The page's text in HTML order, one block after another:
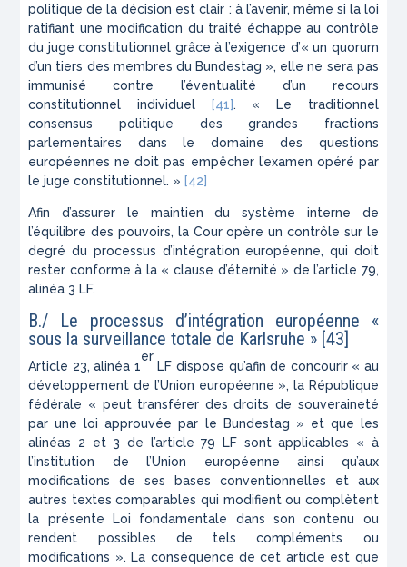
politique de la décision est clair : à l’avenir, même si la loi
ratifiant une modification du traité échappe au contrôle
du juge constitutionnel grâce à l’exigence d’« un quorum
d’un tiers des membres du Bundestag », elle ne sera pas
immunisé contre l’éventualité d’un recours
constitutionnel individuel
[41]. « Le traditionnel
consensus politique des grandes fractions
parlementaires dans le domaine des questions
européennes ne doit pas empêcher l’examen opéré par
le juge constitutionnel. » [42]
Afin d’assurer le maintien du système interne de
l’équilibre des pouvoirs, la Cour opère un contrôle sur le
degré du processus d’intégration européenne, qui doit
rester conforme à la « clause d’éternité » de l’article 79,
alinéa 3 LF.
B./ Le processus d’intégration européenne «
sous la surveillance totale de Karlsruhe » [43]
Article 23, alinéa 1
er
LF dispose qu’afin de concourir « au
développement de l’Union européenne », la République
fédérale « peut transférer des droits de souveraineté
par une loi approuvée par le Bundestag » et que les
alinéas 2 et 3 de l’article 79 LF sont applicables « à
l’institution de l’Union européenne ainsi qu’aux
modifications de ses bases conventionnelles et aux
autres textes comparables qui modifient ou complètent
la présente Loi fondamentale dans son contenu ou
rendent possibles de tels compléments ou
modifications ». La conséquence de cet article est que